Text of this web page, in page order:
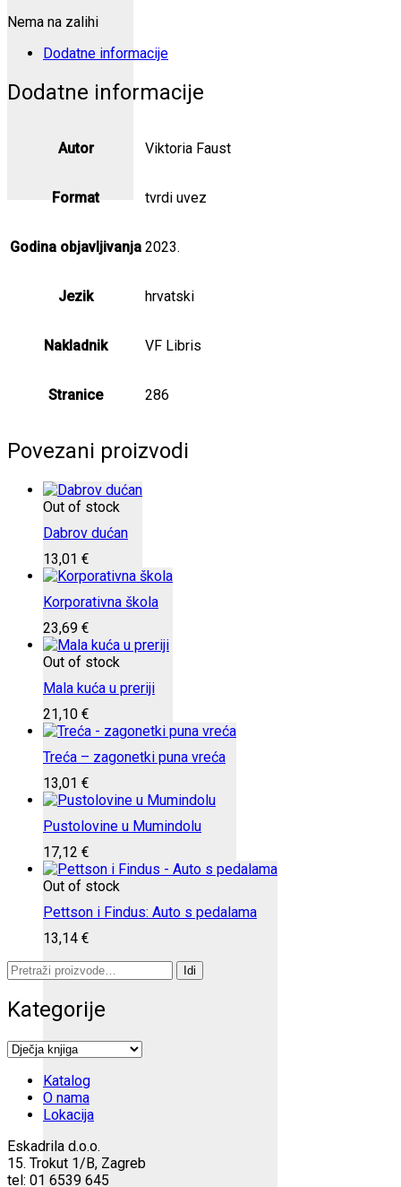
Nema na zalihi
Dodatne informacije
Dodatne informacije
Autor Viktoria Faust
Format tvrdi uvez
Godina objavljivanja 2023.
Jezik hrvatski
Nakladnik VF Libris
Stranice 286
Povezani proizvodi
Out of stock
Dabrov dućan
13,01 €
Korporativna škola
23,69 €
Out of stock
Mala kuća u preriji
21,10 €
Treća – zagonetki puna vreća
13,01 €
Pustolovine u Mumindolu
17,12 €
Out of stock
Pettson i Findus: Auto s pedalama
13,14 €
Pretraži:
Idi
Kategorije
Katalog
O nama
Lokacija
Eskadrila d.o.o.
15. Trokut 1/B, Zagreb
tel: 01 6539 645